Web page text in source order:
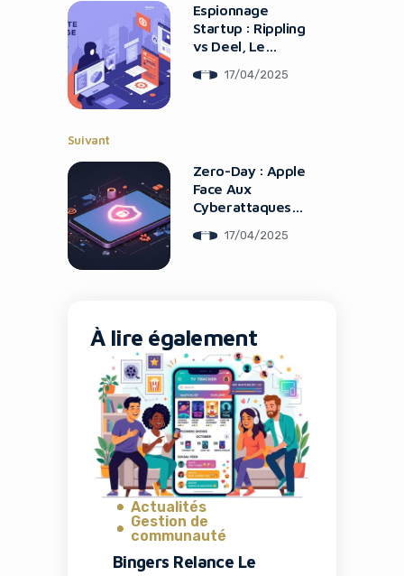
Espionnage
Startup : Rippling
vs Deel, Le
17/04/2025
Suivant
Zero-Day : Apple
Face Aux
Cyberattaques
17/04/2025
À lire également
Actualités
Gestion de
communauté
Bingers Relance Le